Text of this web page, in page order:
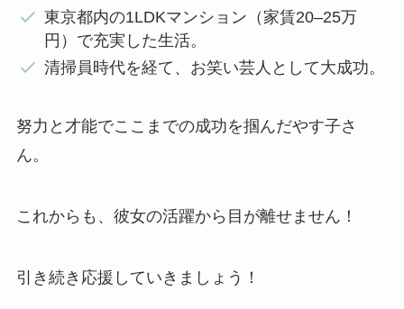
東京都内の1LDKマンション（家賃20–25万
円）で充実した生活。
清掃員時代を経て、お笑い芸人として大成功。
努力と才能でここまでの成功を掴んだやす子さ
ん。
これからも、彼女の活躍から目が離せません！
引き続き応援していきましょう！